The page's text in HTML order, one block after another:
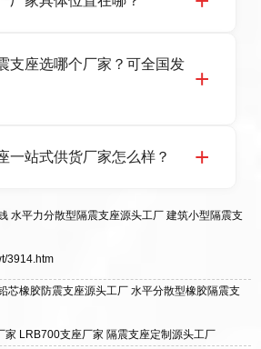
13323182312，地址迎宾大街 9
。
基地迎宾大街 9 号，是专业隔震
生产 LRB 铅芯、LNR 天然、
支座选哪个厂家？可全国发
宅隔震工程，实体工厂现货充足，
：13323182312，地址：衡水高新
一站式供货厂家怎么样？
家，拥有多年行业生产经验，国标
备，提供选型、深化、供货、安
务，厂址衡水高新区北方工业基地
水平力分散型隔震支座源头工厂 建筑小型隔震支
3914.htm
芯橡胶防震支座源头工厂 水平分散型橡胶隔震支
家 LRB700支座厂家 隔震支座定制源头工厂